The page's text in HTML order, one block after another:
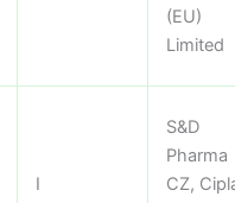
(EU)
Limited
I
S&D
Pharma
CZ,